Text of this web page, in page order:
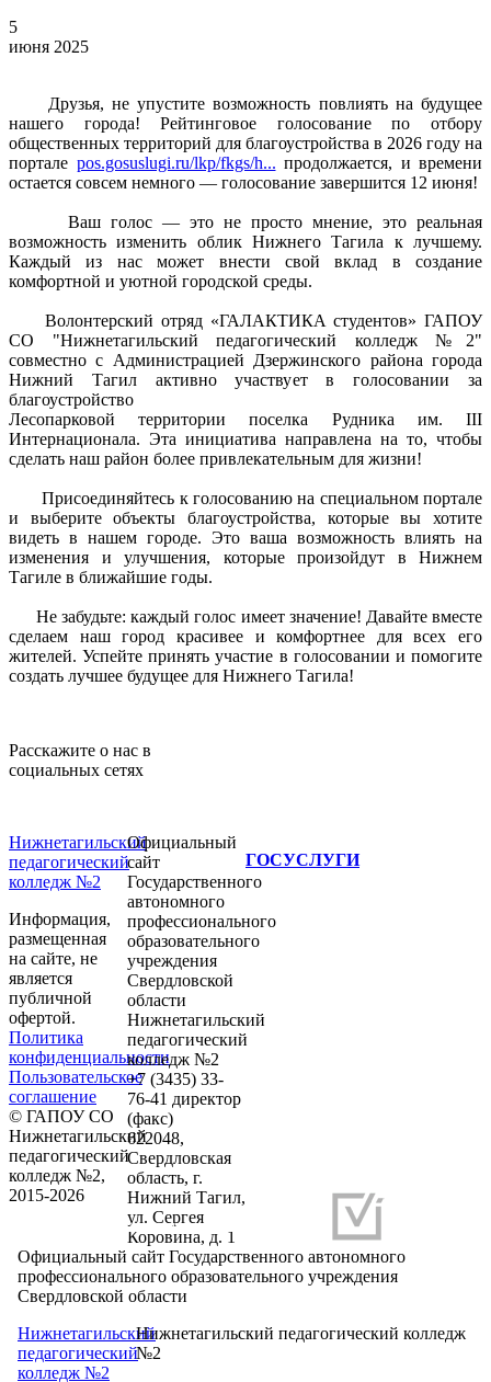
5
июня 2025
Друзья, не упустите возможность повлиять на будущее
нашего города! Рейтинговое голосование по отбору
общественных территорий для благоустройства в 2026 году на
портале pos.gosuslugi.ru/lkp/fkgs/h... продолжается, и времени
остается совсем немного — голосование завершится 12 июня!
Ваш голос — это не просто мнение, это реальная
возможность изменить облик Нижнего Тагила к лучшему.
Каждый из нас может внести свой вклад в создание
комфортной и уютной городской среды.
Волонтерский отряд «ГАЛАКТИКА студентов» ГАПОУ
СО "Нижнетагильский педагогический колледж №2"
совместно с Администрацией Дзержинского района города
Нижний Тагил активно участвует в голосовании за
благоустройство
Лесопарковой территории поселка Рудника им. III
Интернационала. Эта инициатива направлена на то, чтобы
сделать наш район более привлекательным для жизни!
Присоединяйтесь к голосованию на специальном портале
и выберите объекты благоустройства, которые вы хотите
видеть в нашем городе. Это ваша возможность влиять на
изменения и улучшения, которые произойдут в Нижнем
Тагиле в ближайшие годы.
Не забудьте: каждый голос имеет значение! Давайте вместе
сделаем наш город красивее и комфортнее для всех его
жителей. Успейте принять участие в голосовании и помогите
создать лучшее будущее для Нижнего Тагила!
Расскажите о нас в
социальных сетях
Нижнетагильский
педагогический
колледж №2
Информация,
размещенная
на сайте, не
является
публичной
офертой.
Политика
конфиденциальности
Пользовательское
соглашение
© ГАПОУ СО
Нижнетагильский
педагогический
колледж №2,
2015-2026
Официальный
сайт
Государственного
автономного
профессионального
образовательного
учреждения
Свердловской
области
Нижнетагильский
педагогический
колледж №2
+7 (3435) 33-
76-41 директор
(факс)
622048,
Свердловская
область, г.
Нижний Тагил,
ул. Сергея
Коровина, д. 1
ГОСУСЛУГИ
Разработка и продвижение сайтов
Официальный сайт Государственного автономного
профессионального образовательного учреждения
Свердловской области
Нижнетагильский
педагогический
колледж №2
Нижнетагильский педагогический колледж
№2